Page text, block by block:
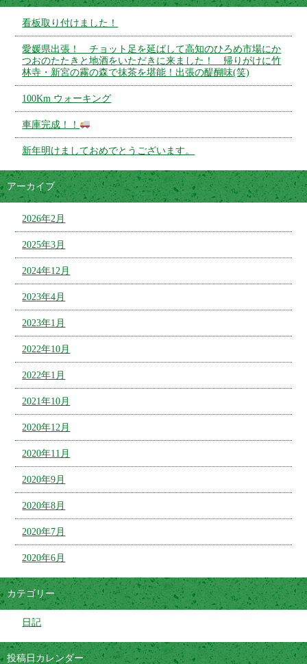
看板取り付けました！
愛媛県出張！ チョット足を延ばして高知のひろめ市場にか
つおのたたきと地酒をいただきに来ました！ 帰りがけに竹
林寺・新宮の霧の森で抹茶を堪能！出張の醍醐味(笑)
100Km ウォーキング
車庫完成！！
新年明けましておめでとうございます。
アーカイブ
2026年2月
2025年3月
2024年12月
2023年4月
2023年1月
2022年10月
2022年1月
2021年10月
2020年12月
2020年11月
2020年9月
2020年8月
2020年7月
2020年6月
カテゴリー
日記
投稿日カレンダー